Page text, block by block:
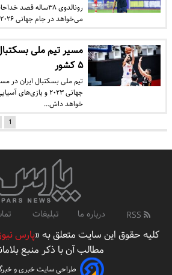
رونالدوی ۳۸ساله
می‌خواهد در جام جهانی ۲۰۲۶ هم به میدان برود.
مسیر تیم ملی
۵ کشور
تیم ملی بسکتبال ایران در
خواهد داش…
1
درباره ما تبلیغات
کلیه حقوق این سایت متعلق به «پارس نیوز
مطالب آن با ذکر منبع
طراحی سایت خبری و